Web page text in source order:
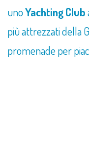
unoYachting Club
più attrezzati della
promenade per